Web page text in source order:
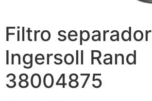
Filtro separador
Ingersoll Rand
38004875